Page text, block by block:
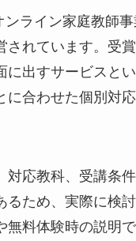
ライン家庭教師
されています。受
に出すサービスと
に合わせた個別対
対応教科、受講条
るため、実際に検討
無料体験時の説明